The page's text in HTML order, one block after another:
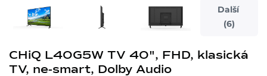
Další
(6)
CHiQ L40G5W TV 40", FHD, klasická
TV, ne-smart, Dolby Audio